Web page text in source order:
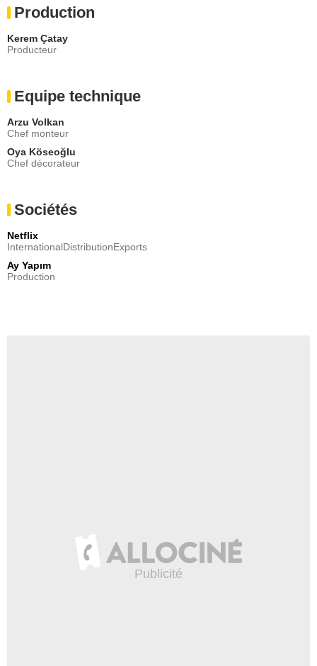
Production
Kerem Çatay
Producteur
Equipe technique
Arzu Volkan
Chef monteur
Oya Köseoğlu
Chef décorateur
Sociétés
Netflix
InternationalDistributionExports
Ay Yapım
Production